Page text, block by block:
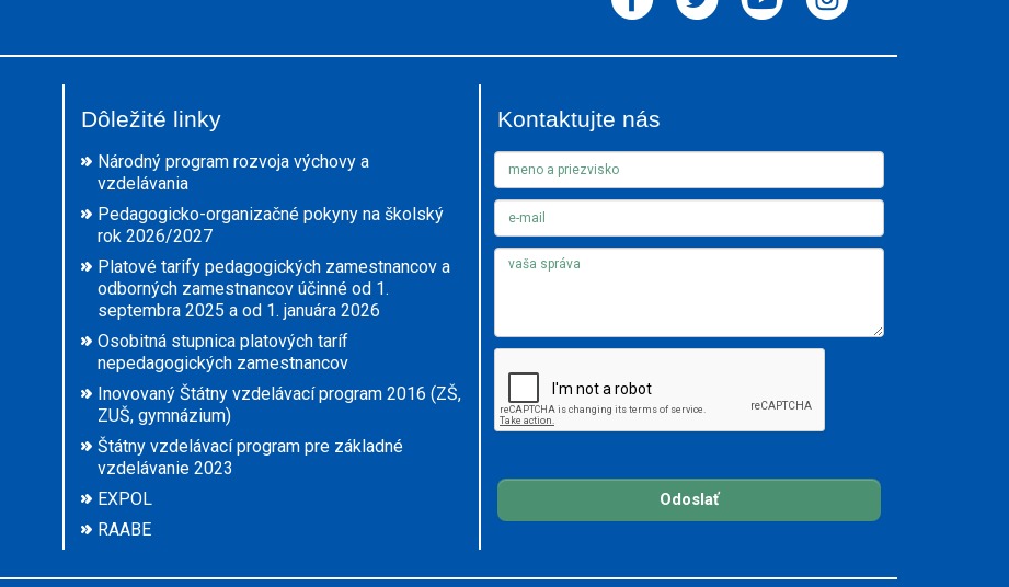
Dôležité linky
Národný program rozvoja výchovy a
vzdelávania
Pedagogicko-organizačné pokyny na školský
rok 2026/2027
Platové tarify pedagogických zamestnancov a
odborných zamestnancov účinné od 1.
septembra 2025 a od 1. januára 2026
Osobitná stupnica platových taríf
nepedagogických zamestnancov
Inovovaný Štátny vzdelávací program 2016 (ZŠ,
ZUŠ, gymnázium)
Štátny vzdelávací program pre základné
vzdelávanie 2023
EXPOL
RAABE
Kontaktujte nás
Odoslať